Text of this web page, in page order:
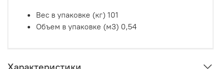
Вес в упаковке (кг) 101
Объем в упаковке (м3) 0,54